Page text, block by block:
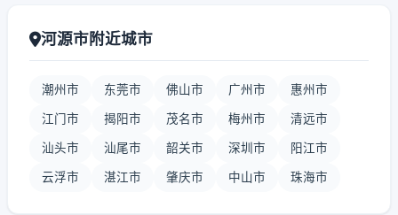
河源市附近城市
潮州市 东莞市 佛山市 广州市 惠州市
江门市 揭阳市 茂名市 梅州市 清远市
汕头市 汕尾市 韶关市 深圳市 阳江市
云浮市 湛江市 肇庆市 中山市 珠海市